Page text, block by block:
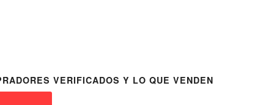
VERIFICADOS Y LO QUE VENDEN